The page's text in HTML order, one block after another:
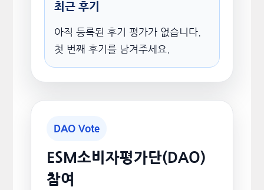
최근 후기
아직 등록된 후기 평가가 없습니다.
첫 번째 후기를 남겨주세요.
DAO Vote
ESM소비자평가단(DAO)
참여